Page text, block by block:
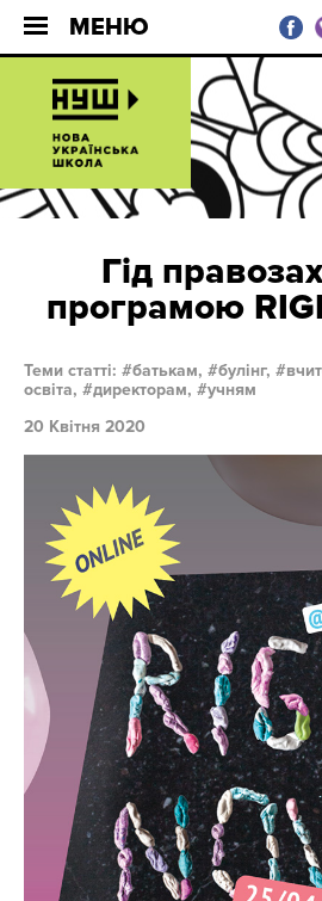
МЕНЮ
Гід
програмою
Теми статті: батькам, булінг,
освіта,
директорам,
учням
20 Квітня 2020